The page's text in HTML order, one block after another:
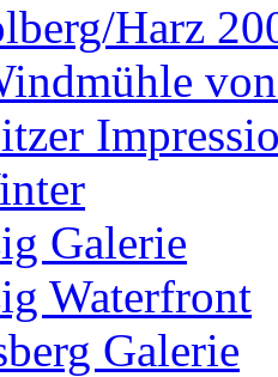
Harz
Galerie
Waterfront
Galerie